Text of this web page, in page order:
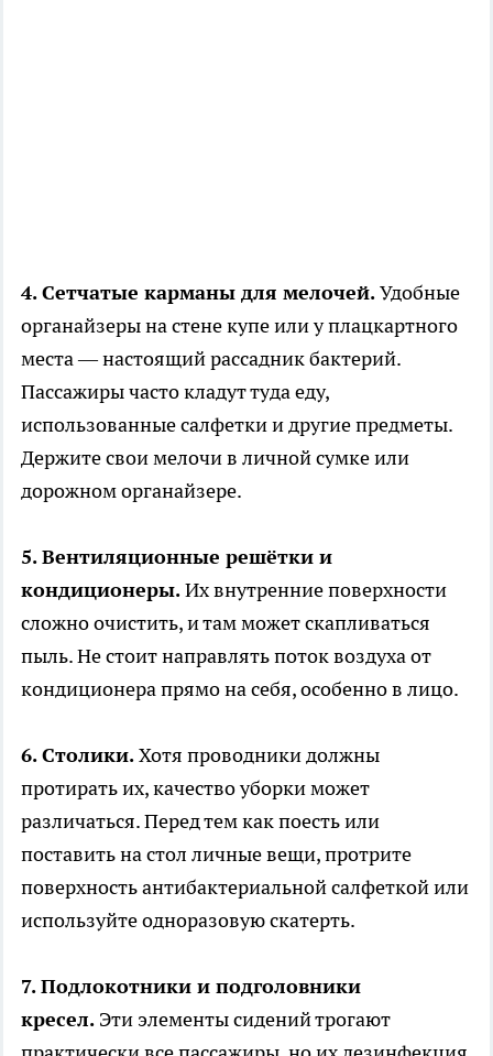
4. Сетчатые карманы для мелочей.Удобные
органайзеры на стене купе или у плацкартного
места — настоящий рассадник бактерий.
Пассажиры часто кладут туда еду,
использованные салфетки и другие предметы.
Держите свои мелочи в личной сумке или
дорожном органайзере.
5. Вентиляционные решётки и
кондиционеры.Их внутренние поверхности
сложно очистить, и там может скапливаться
пыль. Не стоит направлять поток воздуха от
кондиционера прямо на себя, особенно в лицо.
6. Столики.Хотя проводники должны
протирать их, качество уборки может
различаться. Перед тем как поесть или
поставить на стол личные вещи, протрите
поверхность антибактериальной салфеткой или
используйте одноразовую скатерть.
7. Подлокотники и подголовники
кресел. Эти элементы сидений трогают